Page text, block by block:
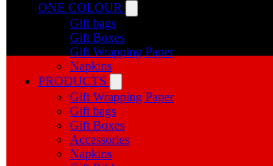
ONE COLOUR
Gift bags
Gift Boxes
Gift Wrapping Paper
Napkins
PRODUCTS
Gift Wrapping Paper
Gift bags
Gift Boxes
Accessories
Napkins